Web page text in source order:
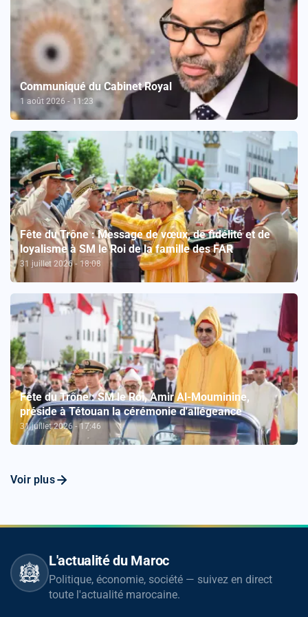
Communiqué du Cabinet Royal
1 août 2026 - 11:23
Fête du Trône : Message de vœux, de fidélité et de
loyalisme à SM le Roi de la famille des FAR
31 juillet 2026 - 18:08
Fête du Trône : SM le Roi, Amir Al-Mouminine,
préside à Tétouan la cérémonie d'allégeance
31 juillet 2026 - 17:46
Voir plus
L'actualité du Maroc
Politique, économie, société — suivez en direct
toute l'actualité marocaine.